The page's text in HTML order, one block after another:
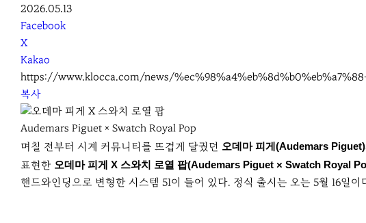
2026.05.13
S
N
S
S
h
a
r
e
Facebook
X
Kakao
https://www.klocca.com/news/
복사
Audemars Piguet × Swatch Royal Pop
며칠 전부터 시계 커뮤니티를 뜨겁게 달궜던 오데마 피게(Audemars Piguet)
표현한 오데마 피게 X 스와치 로열 팝(Audemars Piguet × Swatch Royal
핸드와인딩으로 변형한 시스템 51이 들어 있다. 정식 출시는 오는 5월 16일